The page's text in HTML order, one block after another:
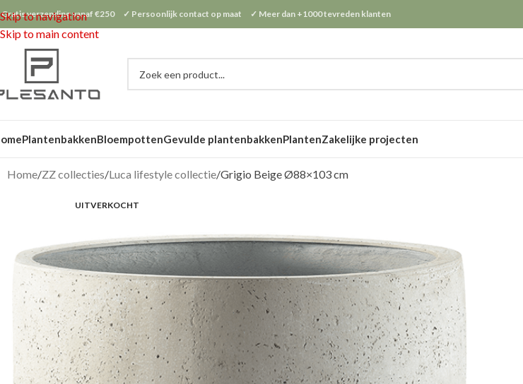
Skip to navigation
Skip to main content
verzending vanaf €250 ✓ Persoonlijk contact op maat ✓ Meer dan +1000 tevreden klanten
PlantenbakkenBloempottenGevulde plantenbakkenPlantenZakelijke projecten
Home ZZ collecties Luca lifestyle collectie Grigio Beige Ø88×103 cm
UITVERKOCHT